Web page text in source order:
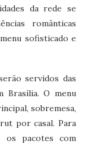
da rede se
românticas
sofisticado e
servidos das
Brasília. O menu
sobremesa,
por casal. Para
os pacotes com